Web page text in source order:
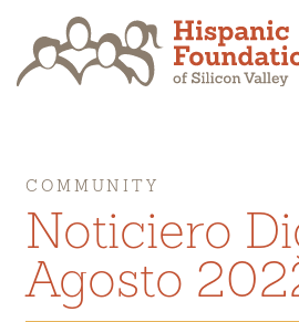
content
COMMUNITY
Noticiero
Agosto